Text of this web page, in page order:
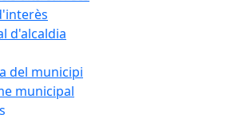
d'alcaldia
del municipi
municipal